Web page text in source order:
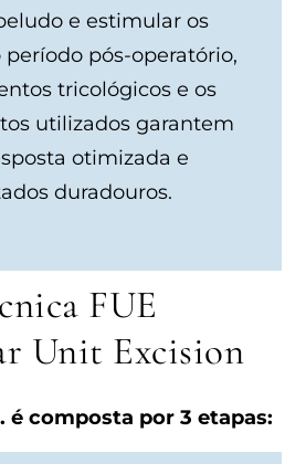
e estimular os
período pós-operatório,
tricológicos e os
utilizados garantem
otimizada e
duradouros.
FUE
Unit Excision
é composta por 3 etapas: